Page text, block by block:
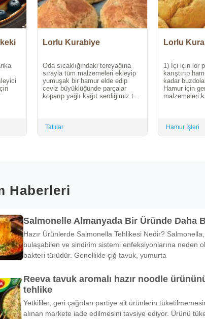
Lorlu Kurabiye
Oda sıcaklığındaki tereyağına
sırayla tüm malzemeleri ekleyip
yumuşak bir hamur elde edip
ceviz büyüklüğünde parçalar
koparıp yağlı kağıt serdiğimiz t...
Tatlılar
Lorlu
1) İçi için lor
karıştırıp
kadar
Hamur için
malzemeleri
Hamur İşleri
Haberleri
Salmonelle Almanyada Bir Üründe Daha
Hazır Ürünlerde Salmonella Tehlikesi Nedir?
bulaşabilen ve sindirim sistemi enfeksiyonlarına neden
bakteri türüdür. Genellikle çiğ tavuk, yumurta
Reeva tavuk aromalı hazır noodle
tehlike
Yetkililer, geri çağrılan partiye ait ürünlerin
alınan markete iade edilmesini tavsiye ediyor. Ürünü